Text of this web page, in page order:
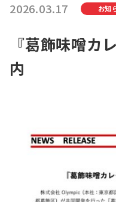
コンテンツ
Olympicグループ
2026.03.17 お知
『葛飾味噌カ
内